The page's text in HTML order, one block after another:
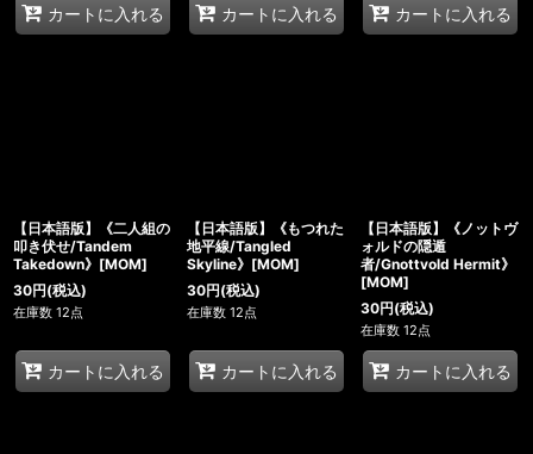
カートに入れる カートに入れる カートに入れる
【日本語版】《二人組の
叩き伏せ/Tandem
Takedown》[MOM]
30円(税込)
在庫数 12点
カートに入れる
【日本語版】《もつれた
地平線/Tangled
Skyline》[MOM]
30円(税込)
在庫数 12点
カートに入れる
【日本語版】《ノットヴ
ォルドの隠遁
者/Gnottvold Hermit》
[MOM]
30円(税込)
在庫数 12点
カートに入れる